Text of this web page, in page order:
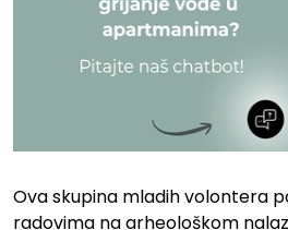
Ova skupina mladih volontera
radovima na arheološkom